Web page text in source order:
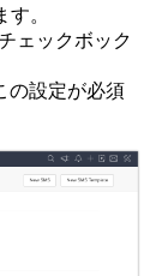
。
ェックボック
の設定が必須